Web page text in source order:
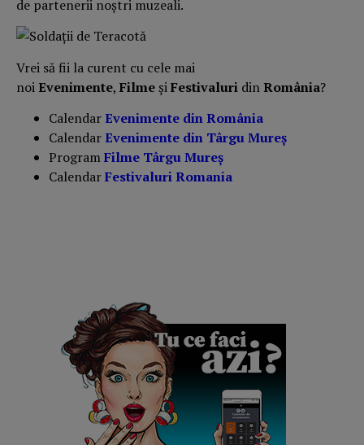
de partenerii noștri muzeali.
Vrei să fii la curent cu cele mai
noiEvenimente, Filme șiFestivaluri dinRomânia?
CalendarEvenimente din România
CalendarEvenimente din Târgu Mureș
ProgramFilme Târgu Mureș
CalendarFestivaluri Romania